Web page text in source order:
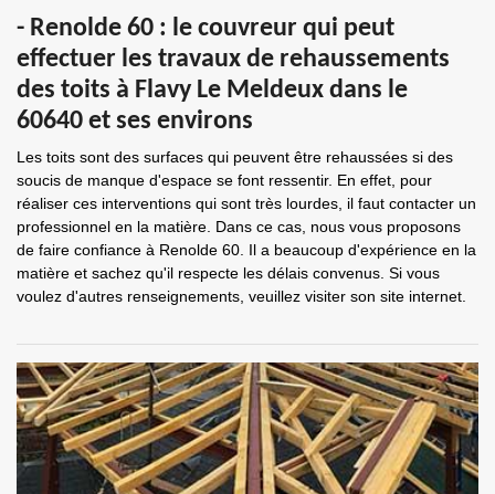
- Renolde 60 : le couvreur qui peut
effectuer les travaux de rehaussements
des toits à Flavy Le Meldeux dans le
60640 et ses environs
Les toits sont des surfaces qui peuvent être rehaussées si des
soucis de manque d'espace se font ressentir. En effet, pour
réaliser ces interventions qui sont très lourdes, il faut contacter un
professionnel en la matière. Dans ce cas, nous vous proposons
de faire confiance à Renolde 60. Il a beaucoup d'expérience en la
matière et sachez qu'il respecte les délais convenus. Si vous
voulez d'autres renseignements, veuillez visiter son site internet.